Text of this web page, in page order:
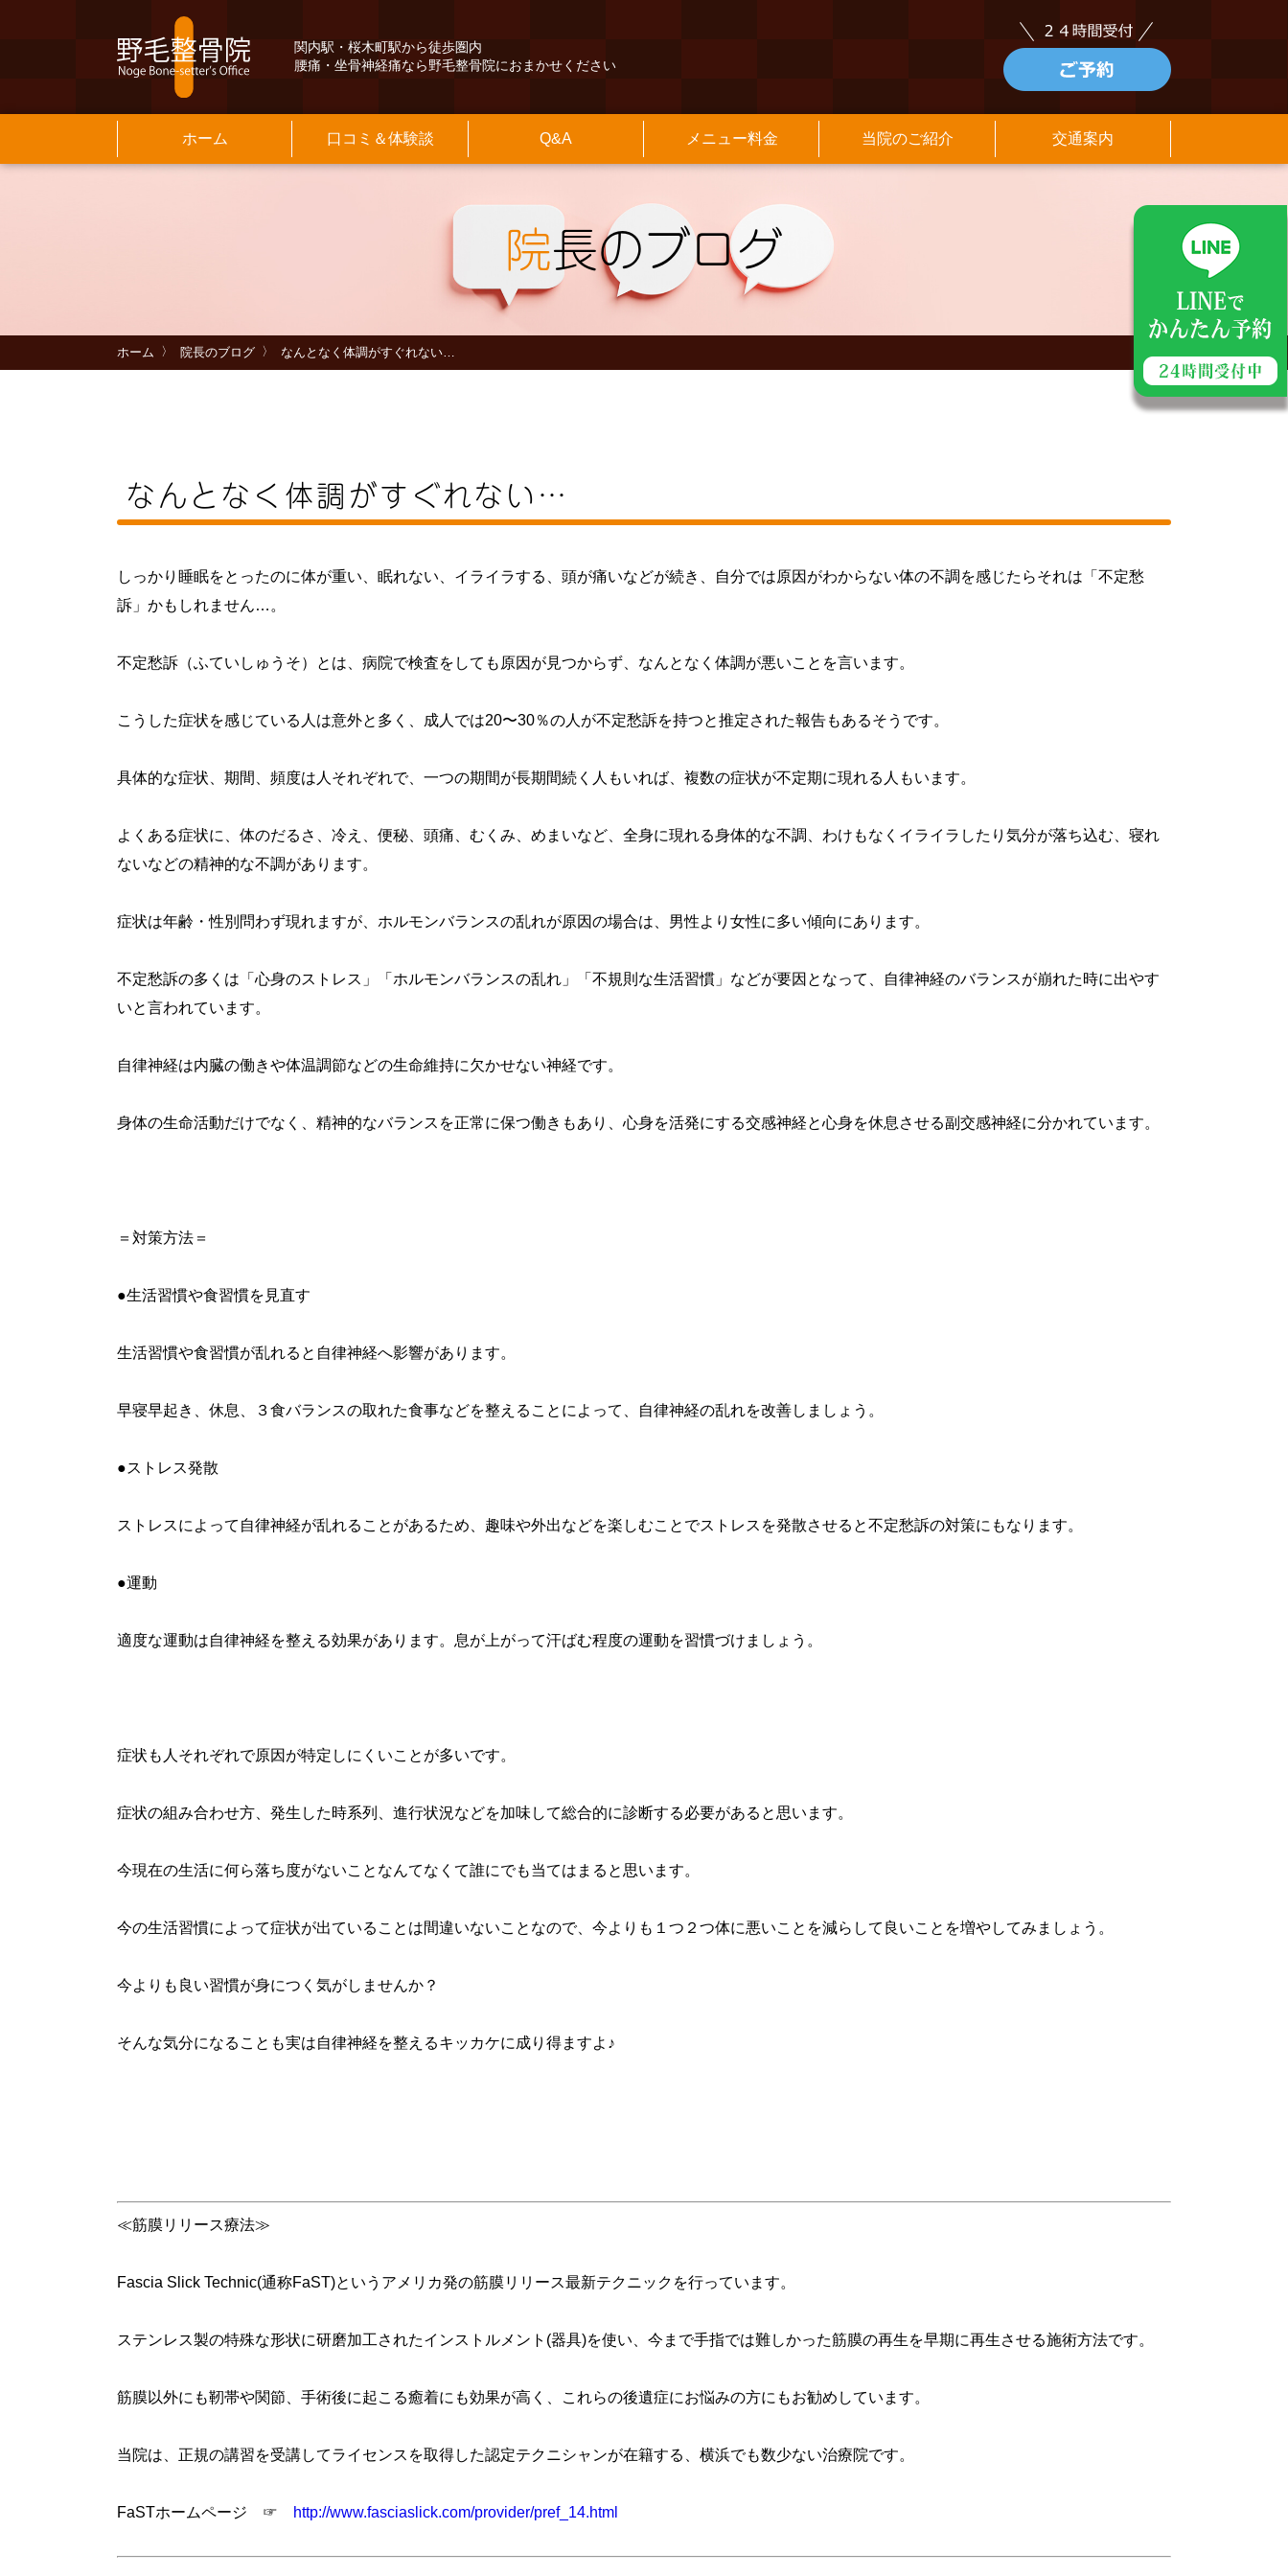
関内駅・桜木町駅から徒歩圏内
腰痛・坐骨神経痛なら野毛整骨院におまかせください
ホーム 口コミ＆体験談 Q&A
Q&A
メニュー料金 当院のご紹介
お知らせ 院長のブログ
交通案内
交通案内
院長のブログ
ホーム 院長のブログ なんとなく体調がすぐれない…
なんとなく体調がすぐれない…
しっかり睡眠をとったのに体が重い、眠れない、イライラする、頭が痛いなどが続き、自分では原因がわからない体の不調を感じたらそれは「不定愁
訴」かもしれません…。
不定愁訴（ふていしゅうそ）とは、病院で検査をしても原因が見つからず、なんとなく体調が悪いことを言います。
こうした症状を感じている人は意外と多く、成人では20〜30％の人が不定愁訴を持つと推定された報告もあるそうです。
具体的な症状、期間、頻度は人それぞれで、一つの期間が長期間続く人もいれば、複数の症状が不定期に現れる人もいます。
よくある症状に、体のだるさ、冷え、便秘、頭痛、むくみ、めまいなど、全身に現れる身体的な不調、わけもなくイライラしたり気分が落ち込む、寝れ
ないなどの精神的な不調があります。
症状は年齢・性別問わず現れますが、ホルモンバランスの乱れが原因の場合は、男性より女性に多い傾向にあります。
不定愁訴の多くは「心身のストレス」「ホルモンバランスの乱れ」「不規則な生活習慣」などが要因となって、自律神経のバランスが崩れた時に出やす
いと言われています。
自律神経は内臓の働きや体温調節などの生命維持に欠かせない神経です。
身体の生命活動だけでなく、精神的なバランスを正常に保つ働きもあり、心身を活発にする交感神経と心身を休息させる副交感神経に分かれています。
＝対策方法＝
●生活習慣や食習慣を見直す
生活習慣や食習慣が乱れると自律神経へ影響があります。
早寝早起き、休息、３食バランスの取れた食事などを整えることによって、自律神経の乱れを改善しましょう。
●ストレス発散
ストレスによって自律神経が乱れることがあるため、趣味や外出などを楽しむことでストレスを発散させると不定愁訴の対策にもなります。
●運動
適度な運動は自律神経を整える効果があります。息が上がって汗ばむ程度の運動を習慣づけましょう。
症状も人それぞれで原因が特定しにくいことが多いです。
症状の組み合わせ方、発生した時系列、進行状況などを加味して総合的に診断する必要があると思います。
今現在の生活に何ら落ち度がないことなんてなくて誰にでも当てはまると思います。
今の生活習慣によって症状が出ていることは間違いないことなので、今よりも１つ２つ体に悪いことを減らして良いことを増やしてみましょう。
今よりも良い習慣が身につく気がしませんか？
そんな気分になることも実は自律神経を整えるキッカケに成り得ますよ♪
≪筋膜リリース療法≫
Fascia Slick Technic(通称FaST)というアメリカ発の筋膜リリース最新テクニックを行っています。
ステンレス製の特殊な形状に研磨加工されたインストルメント(器具)を使い、今まで手指では難しかった筋膜の再生を早期に再生させる施術方法です。
筋膜以外にも靭帯や関節、手術後に起こる癒着にも効果が高く、これらの後遺症にお悩みの方にもお勧めしています。
当院は、正規の講習を受講してライセンスを取得した認定テクニシャンが在籍する、横浜でも数少ない治療院です。
FaSTホームページ ☞ http://www.fasciaslick.com/provider/pref_14.html